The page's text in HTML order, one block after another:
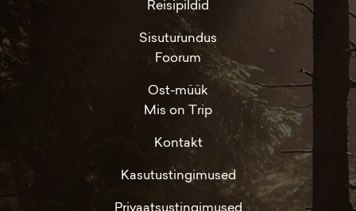
Reisipildid
Sisuturundus
Foorum
Ost-müük
Mis on Trip
Kontakt
Kasutustingimused
Privaatsustingimused